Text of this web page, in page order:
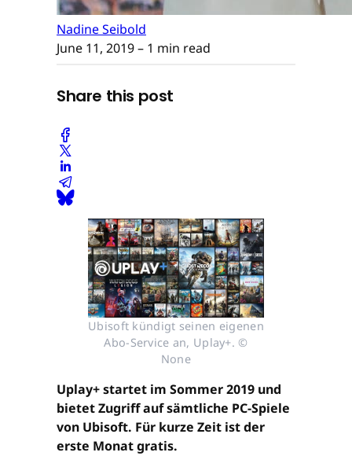
Nadine Seibold
June 11, 2019– 1 min read
Share this post
Ubisoft kündigt seinen eigenen
Abo-Service an, Uplay+. ©
None
Uplay+ startet im Sommer 2019 und
bietet Zugriff auf sämtliche PC-Spiele
von Ubisoft. Für kurze Zeit ist der
erste Monat gratis.